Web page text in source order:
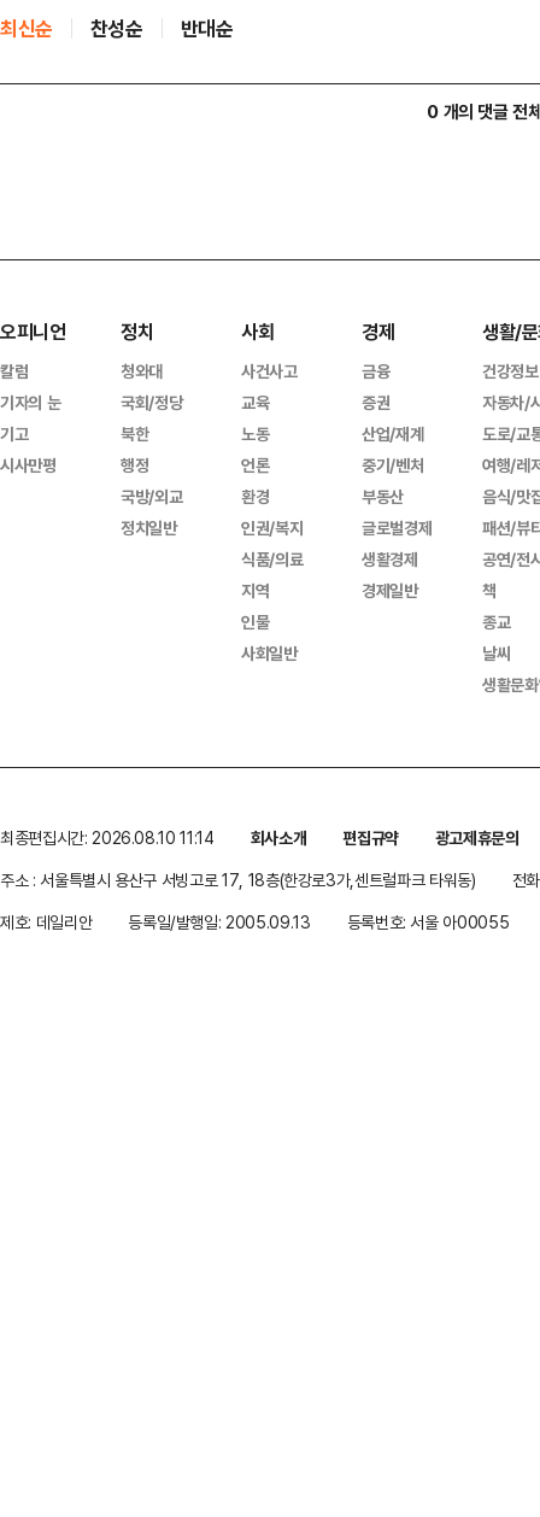
최신순 찬성순 반대순
0 개의 댓글 전
오피니언
칼럼
기자의 눈
기고
시사만평
정치
청와대
국회/정당
북한
행정
국방/외교
정치일반
사회
사건사고
교육
노동
언론
환경
인권/복지
식품/의료
지역
인물
사회일반
경제
금융
증권
산업/재계
중기/벤처
부동산
글로벌경제
생활경제
경제일반
생활/
건강정보
자동차/
도로/교
여행/레
음식/맛
패션/뷰
공연/전
책
종교
날씨
생활문
최종편집시간: 2026.08.10 11:14 회사소개 편집규약
광고제휴문의
주소 : 서울특별시 용산구 서빙고로 17, 18층(한강로3가,센트럴파크 타워동)
전
제호: 데일리안
등록일/발행일: 2005.09.13 등록번호: 서울 아00055